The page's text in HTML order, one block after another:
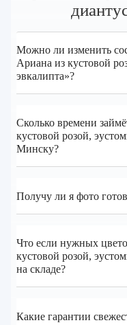
Можно ли изменить
Ариана из кустовой
эвкалипта»?
Сколько времени
кустовой розой,
Минску?
Получу ли я фото
Что если нужных
кустовой розой,
на складе?
Какие гарантии